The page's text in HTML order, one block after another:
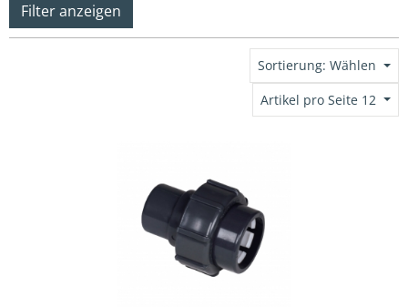
Filter anzeigen
Sortierung: Wählen
Artikel pro Seite 12